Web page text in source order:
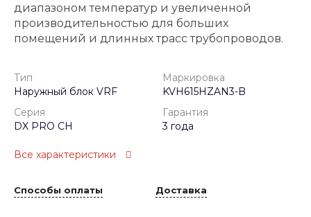
диапазоном температур и увеличенной
производительностью для больших
помещений и длинных трасс трубопроводов.
Тип
Наружный блок VRF
Маркировка
KVH615HZAN3-B
Серия
DX PRO CH
Гарантия
3 года
Все характеристики
Способы оплаты Доставка